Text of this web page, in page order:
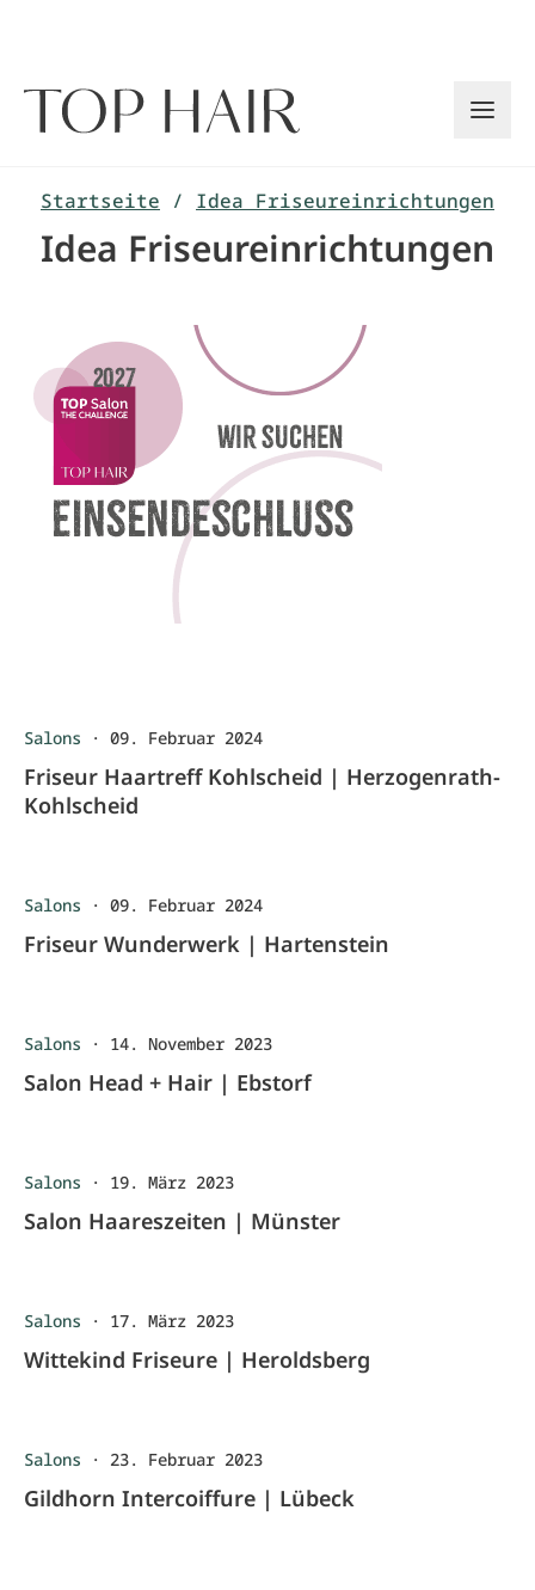
Startseite / Idea Friseureinrichtungen
Idea Friseureinrichtungen
Salons · 09. Februar 2024
Friseur Haartreff Kohlscheid | Herzogenrath-
Kohlscheid
Salons · 09. Februar 2024
Friseur Wunderwerk | Hartenstein
Salons · 14. November 2023
Salon Head + Hair | Ebstorf
Salons · 19. März 2023
Salon Haareszeiten | Münster
Salons · 17. März 2023
Wittekind Friseure | Heroldsberg
Salons · 23. Februar 2023
Gildhorn Intercoiffure | Lübeck